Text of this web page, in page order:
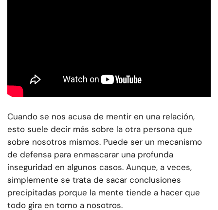
Cuando se nos acusa de mentir en una relación,
esto suele decir más sobre la otra persona que
sobre nosotros mismos. Puede ser un mecanismo
de defensa para enmascarar una profunda
inseguridad en algunos casos. Aunque, a veces,
simplemente se trata de sacar conclusiones
precipitadas porque la mente tiende a hacer que
todo gira en torno a nosotros.